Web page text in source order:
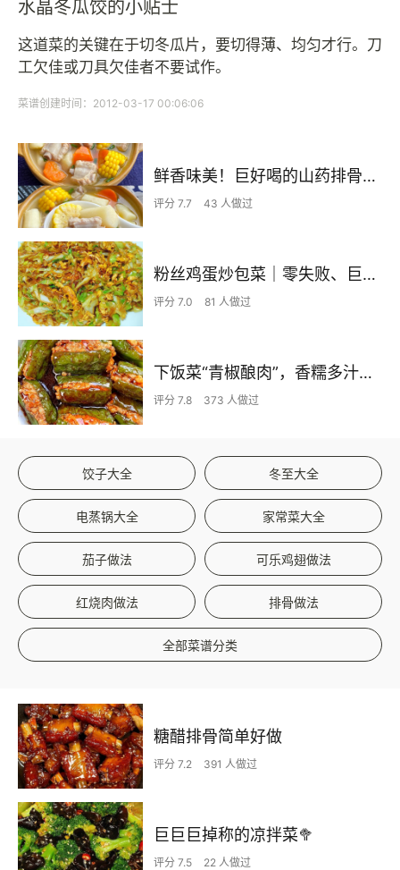
水晶冬瓜饺的小贴士
这道菜的关键在于切冬瓜片，要切得薄、均匀才行。刀
工欠佳或刀具欠佳者不要试作。
菜谱创建时间：2012-03-17 00:06:06
鲜香味美！巨好喝的山药排骨汤！！
评分 7.7 43 人做过
粉丝鸡蛋炒包菜｜零失败、巨下饭
评分 7.0 81 人做过
下饭菜“青椒酿肉”，香糯多汁鲜嫩下饭
评分 7.8 373 人做过
饺子大全 冬至大全
电蒸锅大全 家常菜大全
茄子做法 可乐鸡翅做法
红烧肉做法 排骨做法
全部菜谱分类
糖醋排骨简单好做
评分 7.2 391 人做过
巨巨巨掉称的凉拌菜🥦
评分 7.5 22 人做过